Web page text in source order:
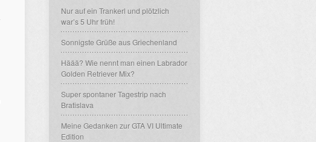
Nur auf ein Trankerl und plötzlich
war’s 5 Uhr früh!
Sonnigste Grüße aus Griechenland
Häää? Wie nennt man einen Labrador
Golden Retriever Mix?
Super spontaner Tagestrip nach
Bratislava
Meine Gedanken zur GTA VI Ultimate
Edition